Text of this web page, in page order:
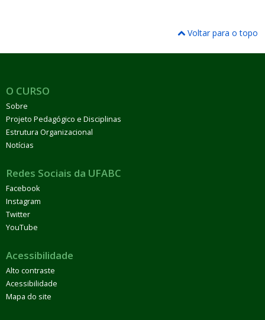
Voltar para o topo
O CURSO
Sobre
Projeto Pedagógico e Disciplinas
Estrutura Organizacional
Notícias
Redes Sociais da UFABC
Facebook
Instagram
Twitter
YouTube
Acessibilidade
Alto contraste
Acessibilidade
Mapa do site